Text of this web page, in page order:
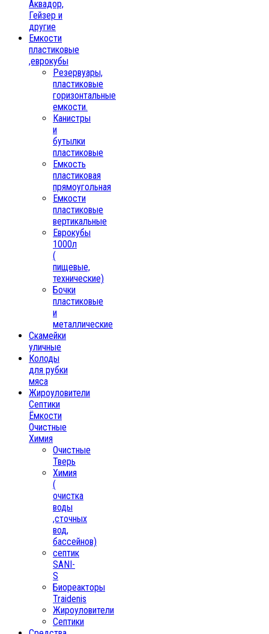
Аквадор,
Гейзер и
другие
Емкости
пластиковые
,еврокубы
Резервуары,
пластиковые
горизонтальные
емкости.
Канистры
и
бутылки
пластиковые
Емкость
пластиковая
прямоугольная
Емкости
пластиковые
вертикальные
Еврокубы
1000л
(
пищевые,
технические)
Бочки
пластиковые
и
металлические
Скамейки
уличные
Колоды
для рубки
мяса
Жироуловители
Септики
Ёмкости
Очистные
Химия
Очистные
Тверь
Химия
(
очистка
воды
,сточных
вод,
бассейнов)
септик
SANI-
S
Биореакторы
Traidenis
Жироуловители
Септики